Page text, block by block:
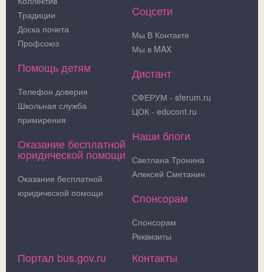
Традиции
Доска почета
Профсоюз
Помощь детям
Телефон доверия
Школьная служба
примирения
Оказание бесплатной
юридической помощи
Оказание бесплатной
юридической помощи
Cоцсети
Мы В Контакте
Мы в MAX
Дистант
СФЕРУМ - sferum.ru
ЦОК - educont.ru
Наши блоги
Светлана Тронина
Алексей Сметанин
Спонсорам
Спонсорам
Реквизиты
Портал bus.gov.ru Контакты